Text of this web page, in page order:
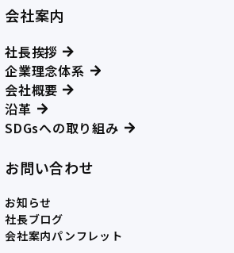
会社案内
社長挨拶
企業理念体系
会社概要
沿革
SDGsへの取り組み
お問い合わせ
お知らせ
社長ブログ
会社案内パンフレット